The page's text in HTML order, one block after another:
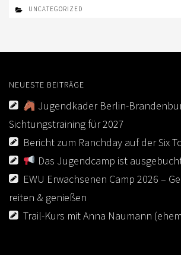
SATZUNG/RECHTSORDNUNG
WESTERN-REITABZEICHEN
TRAINERAUSBILDUNG
AUSBILDUNG TURNIERFACHLEUTE
EWU-SHOP
LOGIN
UNCATEGORIZED
NEUESTE BEITRÄGE
Jugendkader Berlin-
Sichtungstraining für 2027
Bericht zum Ranchday auf der Six
Das Jugendcamp ist
EWU Erwachsenen Camp 2026 –
reiten & genießen
Trail-Kurs mit Anna Naumann